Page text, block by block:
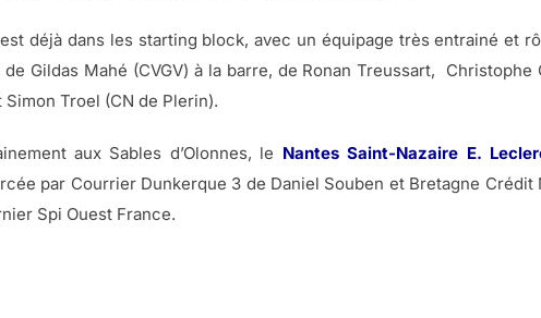
déjà dans les starting block, avec un équipage très entrainé et
Gildas Mahé (CVGV) à la barre, de Ronan Treussart, Christophe
Troel (CN de Plerin).
aux Sables d’Olonnes, le Nantes Saint-Nazaire E.
par Courrier Dunkerque 3 de Daniel Souben et Bretagne Crédit
Spi Ouest France.